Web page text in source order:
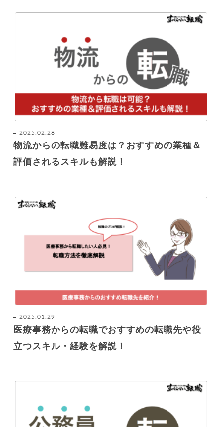
2025.02.28
物流からの転職難易度は？おすすめの業種＆
評価されるスキルも解説！
2025.01.29
医療事務からの転職でおすすめの転職先や役
立つスキル・経験を解説！